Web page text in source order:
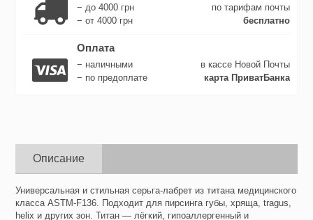
− до 4000 грн
по тарифам почты
− от 4000 грн
бесплатно
Оплата
− наличными
в кассе Новой Почты
− по предоплате
карта ПриватБанка
Описание
Универсальная и стильная серьга-лабрет из титана медицинского
класса ASTM-F136. Подходит для пирсинга губы, хряща, tragus,
helix и других зон. Титан — лёгкий, гипоаллергенный и